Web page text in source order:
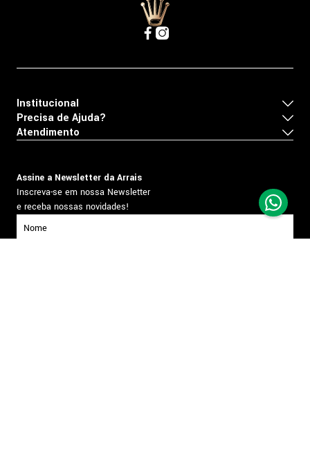
Institucional
Precisa de Ajuda?
Atendimento
Assine a Newsletter da Arrais
Inscreva-se em nossa Newsletter
e receba nossas novidades!